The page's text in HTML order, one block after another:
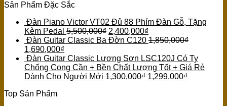
Sản Phẩm Đặc Sắc
Đàn Piano Victor VT02 Đủ 88 Phím Đàn Gỗ, Tặng
Kèm Pedal 5,500,000₫ 2,400,000₫
Đàn Guitar Classic Ba Đờn C120 1,850,000₫
1,690,000₫
Đàn Guitar Classic Lương Sơn LSC120J Có Ty
Chống Cong Cần + Bền Chất Lượng Tốt + Giá Rẻ
Dành Cho Người Mới 1,300,000₫ 1,299,000₫
Top Sản Phẩm